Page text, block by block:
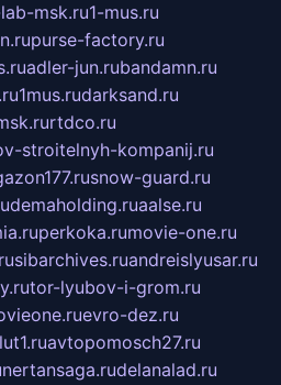
msk.ru1-mus.ru
purse-factory.ru
adler-jun.rubandamn.ru
1mus.rudarksand.ru
rtdco.ru
stroitelnyh-kompanij.ru
snow-guard.ru
demaholding.ruaalse.ru
perkoka.rumovie-one.ru
sibarchives.ruandreislyusar.ru
tor-lyubov-i-grom.ru
evro-dez.ru
avtopomosch27.ru
nertansaga.rudelanalad.ru